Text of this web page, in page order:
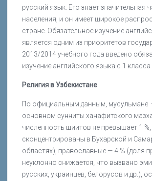
русский язык. Его знает значительная
населения, и он имеет широкое
стране. Обязательное изучение
является одним из приоритетов
2013/2014 учебного года введено
изучение английского языка с 1
Религия в Узбекистане
По официальным данным, мусульмане
основном сунниты ханафитского
численность шиитов не превышает 1
сконцентрированы в Бухарской и
областях), православные — 4 % (доля
неуклонно снижается, что вызвано
русских, украинцев, белорусов и др.),